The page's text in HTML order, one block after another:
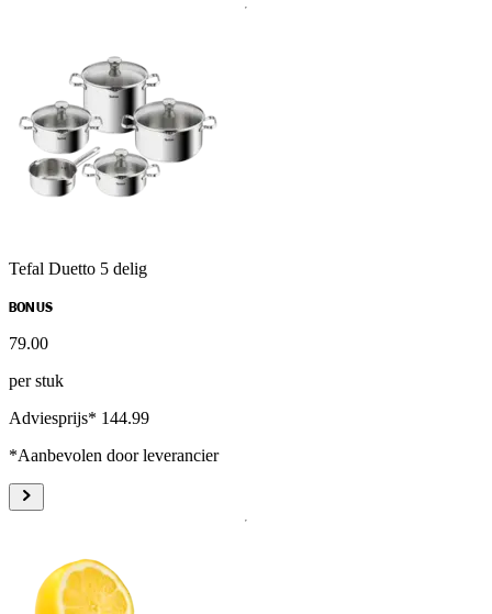
Tefal Duetto 5 delig
BONUS
79.00
per stuk
Adviesprijs* 144.99
*Aanbevolen door leverancier